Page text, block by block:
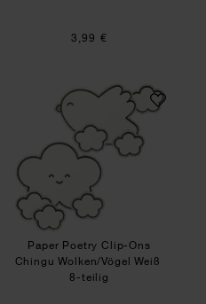
3,99 €
Paper Poetry
Paper Poetry Clip-Ons
Chingu Wolken/Vögel Weiß
8-teilig